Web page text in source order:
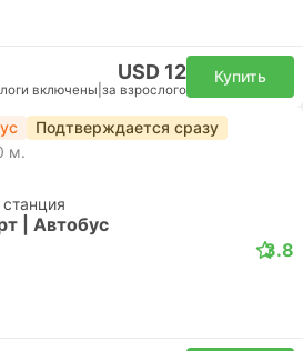
USD 12
включены за взрослого
Купить
Подтверждается сразу
м.
| Автобус
3.8